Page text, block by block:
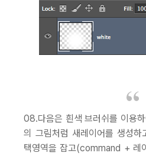
08.다음은 흰색 브러쉬를 이용
의 그림처럼 새레이어를 생성
택영역을 잡고(command + 레